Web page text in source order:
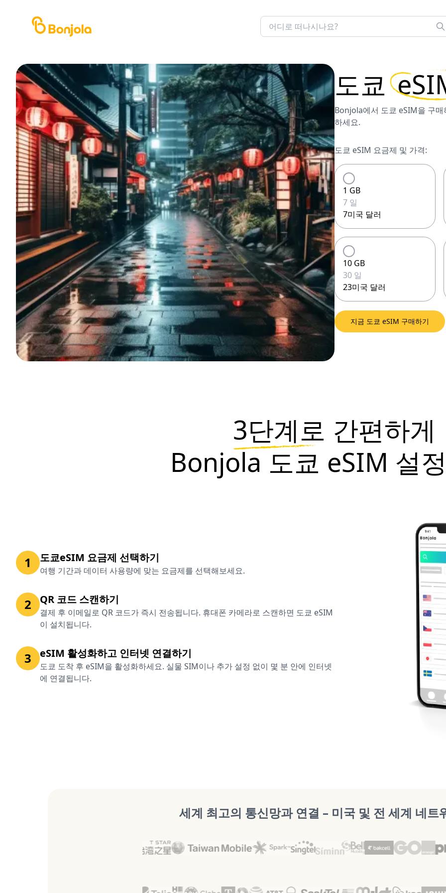
도쿄
Bonjola에서 도쿄 eSIM을 구
하세요.
도쿄 eSIM 요금제 및 가격:
1 GB
7 일
7미국 달러
10 GB
30 일
23미국 달러
지금 도쿄 eSIM 구매하기
3단계로 간편하게
Bonjola 도쿄 eSIM 설
1 도쿄eSIM 요금제 선택하기
여행 기간과 데이터 사용량에 맞는 요금제를 선택해보세요.
2 QR 코드 스캔하기
결제 후 이메일로 QR 코드가 즉시 전송됩니다. 휴대폰 카메라로 스캔하면 도쿄 eSIM
이 설치됩니다.
3 eSIM 활성화하고 인터넷 연결하기
도쿄 도착 후 eSIM을 활성화하세요. 실물 SIM이나 추가 설정 없이 몇 분 안에 인터넷
에 연결됩니다.
세계 최고의 통신망과 연결 – 미국 및 전 세계 네트